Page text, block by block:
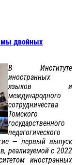
двойных
В Институте
иностранных
языков и
международного
сотрудничества
Томского
государственного
педагогического
— первый выпуск
реализуемой с 2022
иностранных